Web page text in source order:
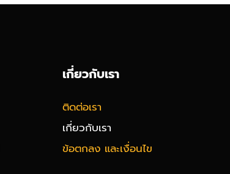
เกี่ยวกับเรา
ติดต่อเรา
เกี่ยวกับเรา
ข้อตกลง และเงื่อนไข